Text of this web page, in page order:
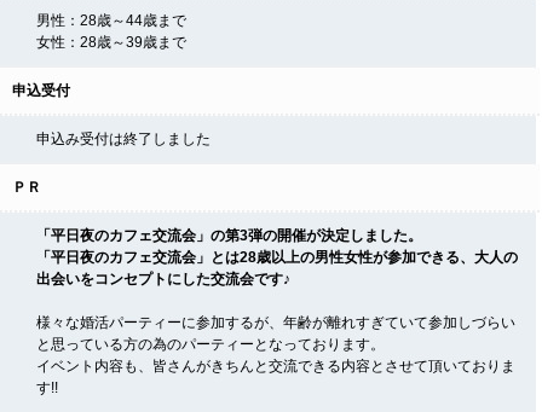
男性：28歳～44歳まで
女性：28歳～39歳まで
申込受付
申込み受付は終了しました
ＰＲ
「平日夜のカフェ交流会」の第3弾の開催が決定しました。
「平日夜のカフェ交流会」とは28歳以上の男性女性が参加できる、大人の
出会いをコンセプトにした交流会です♪
様々な婚活パーティーに参加するが、年齢が離れすぎていて参加しづらい
と思っている方の為のパーティーとなっております。
イベント内容も、皆さんがきちんと交流できる内容とさせて頂いておりま
す!!